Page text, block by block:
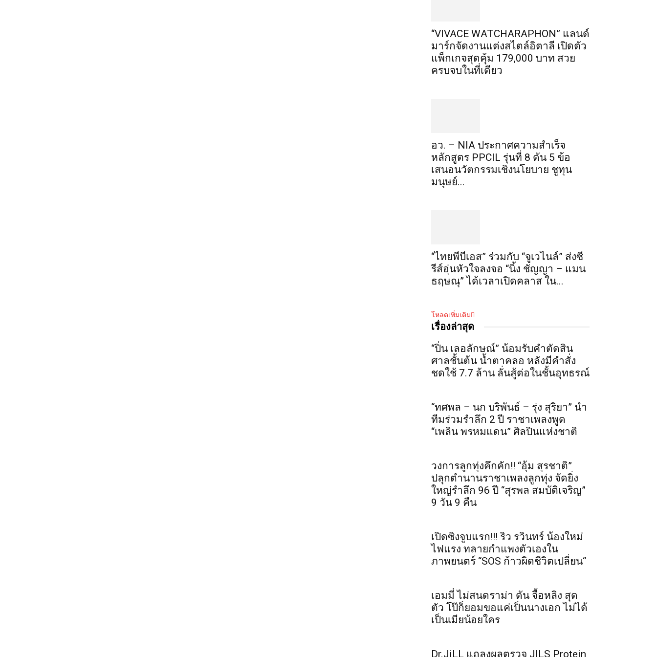
“VIVACE WATCHARAPHON” แลนด์
มาร์กจัดงานแต่งสไตล์อิตาลี เปิดตัว
แพ็กเกจสุดคุ้ม 179,000 บาท สวย
ครบจบในที่เดียว
อว. – NIA ประกาศความสำเร็จ
หลักสูตร PPCIL รุ่นที่ 8 ดัน 5 ข้อ
เสนอนวัตกรรมเชิงนโยบาย ชูทุน
มนุษย์...
“ไทยพีบีเอส” ร่วมกับ “จูเวไนล์” ส่งซี
รีส์อุ่นหัวใจลงจอ “นิ้ง ชัญญา – แมน
ธฤษณุ” ได้เวลาเปิดคลาส ใน...
โหลดเพิ่มเติม
เรื่องล่าสุด
“ปิ่น เลอลักษณ์” น้อมรับคำตัดสิน
ศาลชั้นต้น น้ำตาคลอ หลังมีคำสั่ง
ชดใช้ 7.7 ล้าน ลั่นสู้ต่อในชั้นอุทธรณ์
“ทศพล – นก บริพันธ์ – รุ่ง สุริยา” นำ
ทีมร่วมรำลึก 2 ปี ราชาเพลงพูด
“เพลิน พรหมแดน” ศิลปินแห่งชาติ
วงการลูกทุ่งคึกคัก!! “อุ้ม สุรชาติ”
ปลุกตำนานราชาเพลงลูกทุ่ง จัดยิ่ง
ใหญ่รำลึก 96 ปี “สุรพล สมบัติเจริญ”
9 วัน 9 คืน
เปิดซิงจูบแรก!!! ริว รวินทร์ น้องใหม่
ไฟแรง ทลายกำแพงตัวเองใน
ภาพยนตร์ “SOS ก้าวผิดชีวิตเปลี่ยน“
เอมมี่ ไม่สนดราม่า ดัน จื้อหลิง สุด
ตัว โป๊ก็ยอมขอแค่เป็นนางเอก ไม่ได้
เป็นเมียน้อยใคร
Dr.JiLL แถลงผลตรวจ JILS Protein